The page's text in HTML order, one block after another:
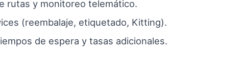
rutas y monitoreo telemático.
(reembalaje, etiquetado, Kitting).
de espera y tasas adicionales.